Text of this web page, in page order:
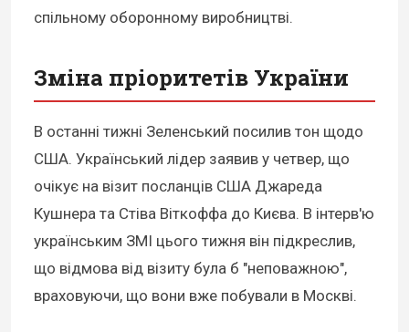
спільному оборонному виробництві.
Зміна пріоритетів України
В останні тижні Зеленський посилив тон щодо
США. Український лідер заявив у четвер, що
очікує на візит посланців США Джареда
Кушнера та Стіва Віткоффа до Києва. В інтерв'ю
українським ЗМІ цього тижня він підкреслив,
що відмова від візиту була б "неповажною",
враховуючи, що вони вже побували в Москві.